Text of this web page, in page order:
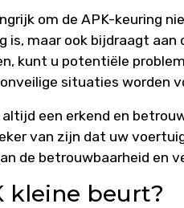
om de APK-keuring
is, maar ook bijdraagt
kunt u potentiële
situaties worden
altijd een erkend en
van zijn dat uw
de betrouwbaarheid en
kleine beurt?